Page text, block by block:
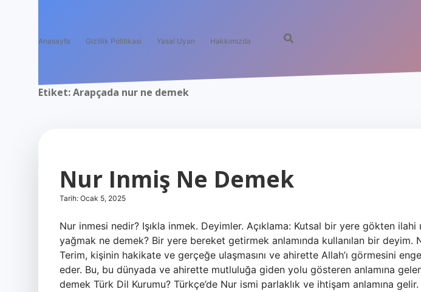
Anasayfa Gizlilik Politikası Yasal Uyarı Hakkımızda
Etiket:Arapçada nur ne demek
Nur Inmiş Ne Demek
Tarih: Ocak 5, 2025
Nur inmesi nedir? Işıkla inmek. Deyimler. Açıklama: Kutsal bir yere gökten ilahi
yağmak ne demek? Bir yere bereket getirmek anlamında kullanılan bir deyim.
Terim, kişinin hakikate ve gerçeğe ulaşmasını ve ahirette Allah’ı görmesini
eder. Bu, bu dünyada ve ahirette mutluluğa giden yolu gösteren anlamına
demek Türk Dil Kurumu? Türkçe’de Nur ismi parlaklık ve ihtişam anlamına